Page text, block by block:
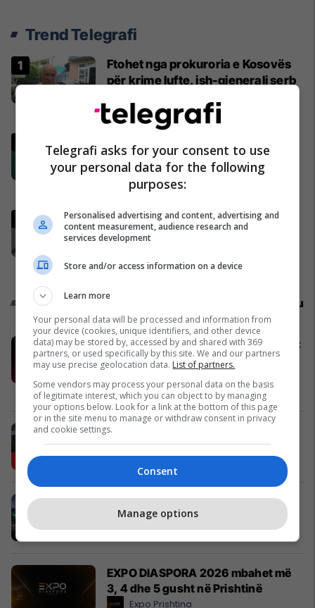
Trend Telegrafi
Ftohet nga prokuroria e Kosovës
për krime lufte, ish-gjenerali serb
Beograd
Kosovë
përshëndetet me Rubin Kazanin,
do të fitojë miliona te Spartak
Moska
Ligat tjera
Janjiq: Nuk do të ketë Asociacion,
por status të veçantë për Kishën
Politikë
Promo Reklamo këtu
Konkurset e javës në Telegrafi Jobs:
Mundësi të reja për zhvillimin tuaj
Telegrafi Jobs
Karburant cilësor dhe shumë më
tepër!
Zgjidhni një nga katër modelet tuaja
të preferuara Peugeot
Peugot Kosova
EXPO DIASPORA 2026 mbahet më
3, 4 dhe 5 gusht në Prishtinë
Expo Prishtina
Telegrafi asks for your consent to use
your personal data for the following
purposes:
Personalised advertising and content, advertising and
content measurement, audience research and
services development
Store and/or access information on a device
Learn more
Your personal data will be processed and information from
your device (cookies, unique identifiers, and other device
data) may be stored by, accessed by and shared with 369
partners, or used specifically by this site. We and our partners
may use precise geolocation data. List of partners.
Some vendors may process your personal data on the basis
of legitimate interest, which you can object to by managing
your options below. Look for a link at the bottom of this page
or in the site menu to manage or withdraw consent in privacy
and cookie settings.
Consent
Manage options